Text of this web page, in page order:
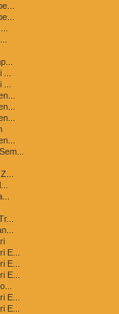
E...
E...
E...
E...
E...